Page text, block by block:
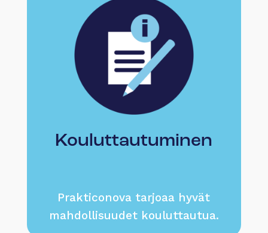
Kouluttautuminen
Prakticonova tarjoaa hyvät
mahdollisuudet kouluttautua.